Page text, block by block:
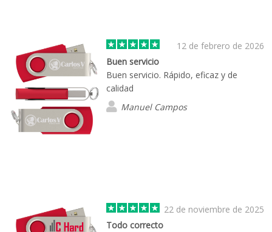
12 de febrero de 2026
Buen servicio
Buen servicio. Rápido, eficaz y de
calidad
Manuel Campos
22 de noviembre de 2025
Todo correcto